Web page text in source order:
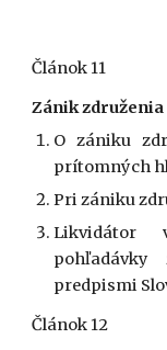
Článok 11
Zánik združenia
O zániku
prítomných
Pri zániku
Likvidátor
predpismi
Článok 12